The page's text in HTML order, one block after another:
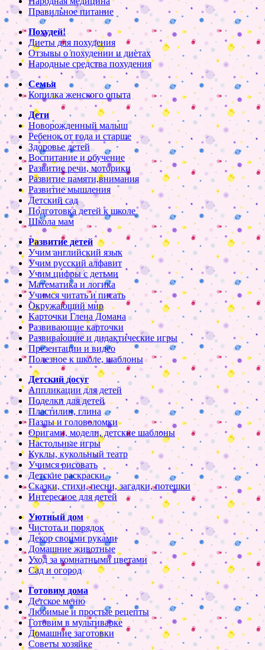
Правильное питание
Похудей!
Диеты для похудения
Отзывы о похудении и диетах
Народные средства похудения
Семья
Копилка женского опыта
Дети
Новорожденный малыш
Ребенок от года и старше
Здоровье детей
Воспитание и обучение
Развитие речи, моторики
Развитие памяти,внимания
Развитие мышления
Детский сад
Подготовка детей к школе
Школа мам
Развитие детей
Учим английский язык
Учим русский алфавит
Учим цифры с детьми
Математика и логика
Учимся читать и писать
Окружающий мир
Карточки Глена Домана
Развивающие карточки
Развивающие и дидактические игры
Презентации и видео
Полезное к школе, шаблоны
Детский досуг
Аппликации для детей
Поделки для детей
Пластилин, глина
Пазлы и головоломки
Оригами, модели, детские шаблоны
Настольные игры
Куклы, кукольный театр
Учимся рисовать
Детские раскраски
Сказки, стихи, песни, загадки, потешки
Интересное для детей
Уютный дом
Чистота и порядок
Декор своими руками
Домашние животные
Уход за комнатными цветами
Сад и огород
Готовим дома
Детское меню
Любимые и простые рецепты
Готовим в мультиварке
Домашние заготовки
Советы хозяйке